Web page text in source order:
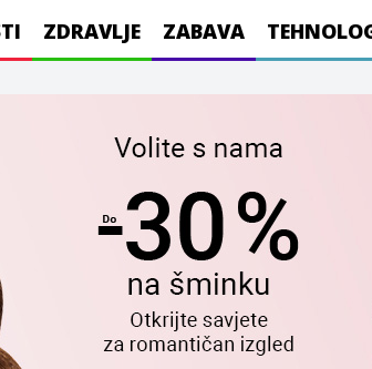
ZDRAVLJE ZABAVA